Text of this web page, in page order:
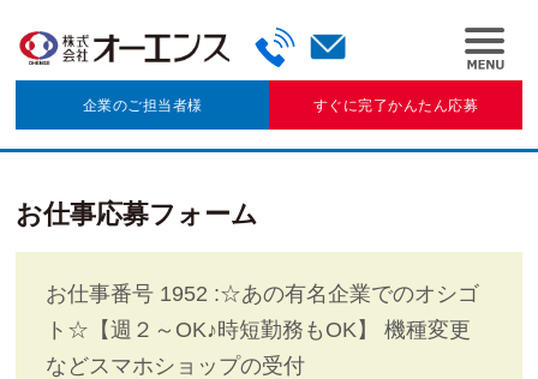
企業のご担当者様 すぐに完了かんたん応募
お仕事応募フォーム
お仕事番号 1952 :☆あの有名企業でのオシゴ
ト☆【週２～OK♪時短勤務もOK】 機種変更
などスマホショップの受付